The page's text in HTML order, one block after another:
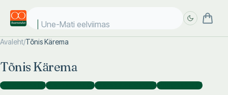
Une-Mati eelviimase
Avaleht/Tõnis Kärema
Tõnis Kärema
Kujundajana )Illustraatorina )Kaanekujundajana )Fotograafina )